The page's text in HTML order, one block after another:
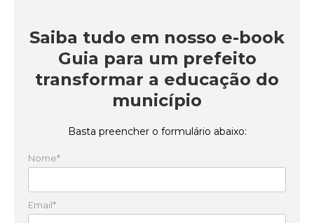
Saiba tudo em nosso e-book
Guia para um prefeito
transformar a educação do
município
Basta preencher o formulário abaixo:
Nome*
Email*